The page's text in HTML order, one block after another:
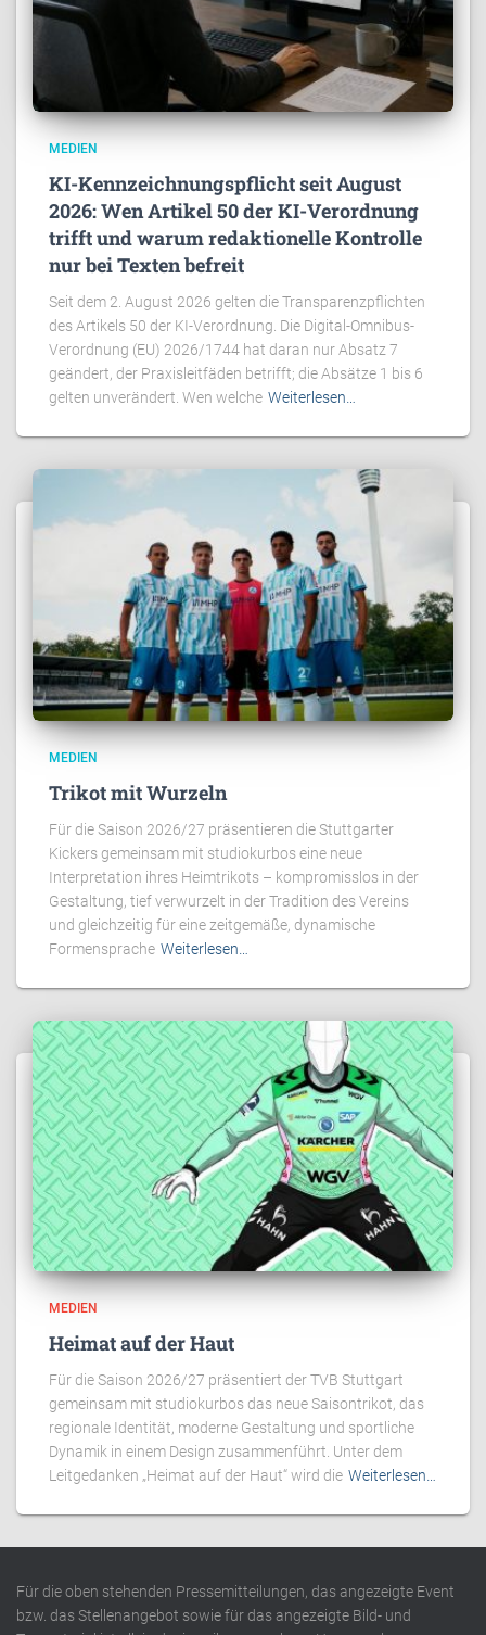
MEDIEN
KI-Kennzeichnungspflicht seit August
2026: Wen Artikel 50 der KI-Verordnung
trifft und warum redaktionelle Kontrolle
nur bei Texten befreit
Seit dem 2. August 2026 gelten die Transparenzpflichten
des Artikels 50 der KI-Verordnung. Die Digital-Omnibus-
Verordnung (EU) 2026/1744 hat daran nur Absatz 7
geändert, der Praxisleitfäden betrifft; die Absätze 1 bis 6
gelten unverändert. Wen welche Weiterlesen…
MEDIEN
Trikot mit Wurzeln
Für die Saison 2026/27 präsentieren die Stuttgarter
Kickers gemeinsam mit studiokurbos eine neue
Interpretation ihres Heimtrikots – kompromisslos in der
Gestaltung, tief verwurzelt in der Tradition des Vereins
und gleichzeitig für eine zeitgemäße, dynamische
Formensprache Weiterlesen…
MEDIEN
Heimat auf der Haut
Für die Saison 2026/27 präsentiert der TVB Stuttgart
gemeinsam mit studiokurbos das neue Saisontrikot, das
regionale Identität, moderne Gestaltung und sportliche
Dynamik in einem Design zusammenführt. Unter dem
Leitgedanken „Heimat auf der Haut“ wird die Weiterlesen…
Für die oben stehenden Pressemitteilungen, das angezeigte Event
bzw. das Stellenangebot sowie für das angezeigte Bild- und